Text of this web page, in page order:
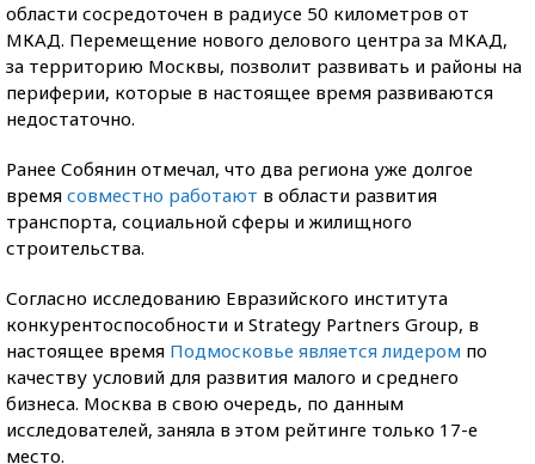
области сосредоточен в радиусе 50 километров от
МКАД. Перемещение нового делового центра за МКАД,
за территорию Москвы, позволит развивать и районы на
периферии, которые в настоящее время развиваются
недостаточно.
Ранее Собянин отмечал, что два региона уже долгое
время совместно работают в области развития
транспорта, социальной сферы и жилищного
строительства.
Согласно исследованию Евразийского института
конкурентоспособности и Strategy Partners Group, в
настоящее время Подмосковье является лидером по
качеству условий для развития малого и среднего
бизнеса. Москва в свою очередь, по данным
исследователей, заняла в этом рейтинге только 17-е
место.